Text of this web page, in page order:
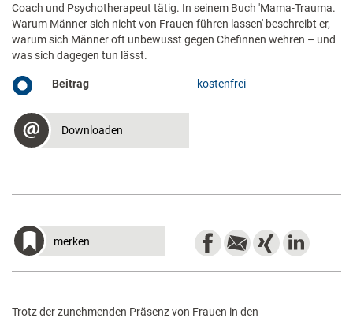
Coach und Psychotherapeut tätig. In seinem Buch 'Mama-Trauma.
Warum Männer sich nicht von Frauen führen lassen' beschreibt er,
warum sich Männer oft unbewusst gegen Chefinnen wehren – und
was sich dagegen tun lässt.
Beitrag kostenfrei
Downloaden
merken
Trotz der zunehmenden Präsenz von Frauen in den